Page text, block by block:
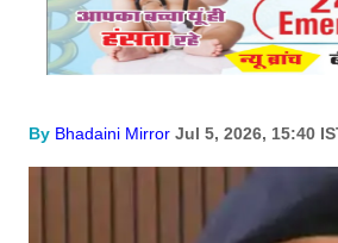
By Bhadaini Mirror Jul 5, 2026, 15:40